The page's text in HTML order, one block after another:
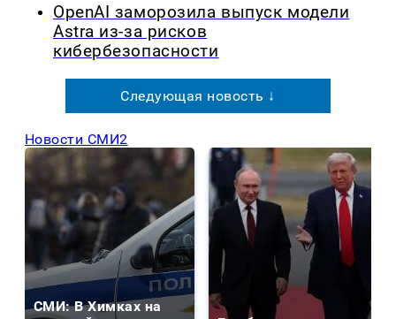
OpenAI заморозила выпуск модели
Astra из-за рисков
кибербезопасности
Следующая новость ↓
Новости СМИ2
СМИ: В Химках на